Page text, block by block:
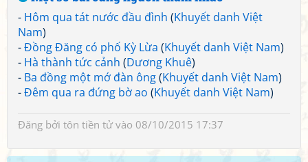
- Hôm qua tát nước đầu đình (Khuyết danh Việt
Nam)
-Đồng Đăng có phố Kỳ Lừa (Khuyết danh Việt Nam)
- Hà thành tức cảnh (Dương Khuê)
- Ba đồng một mớ đàn ông(Khuyết danh Việt Nam)
-Đêm qua ra đứng bờ ao (Khuyết danh Việt Nam)
Đăng bởi tôn tiền tửvào 08/10/2015 17:37